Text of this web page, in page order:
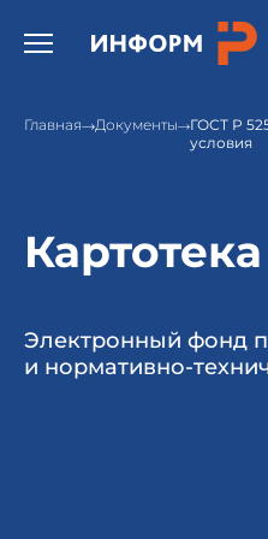
Открыть бургер меню.
Главная Документы
ГОСТ Р
условия
Электронный фонд
и нормативно-